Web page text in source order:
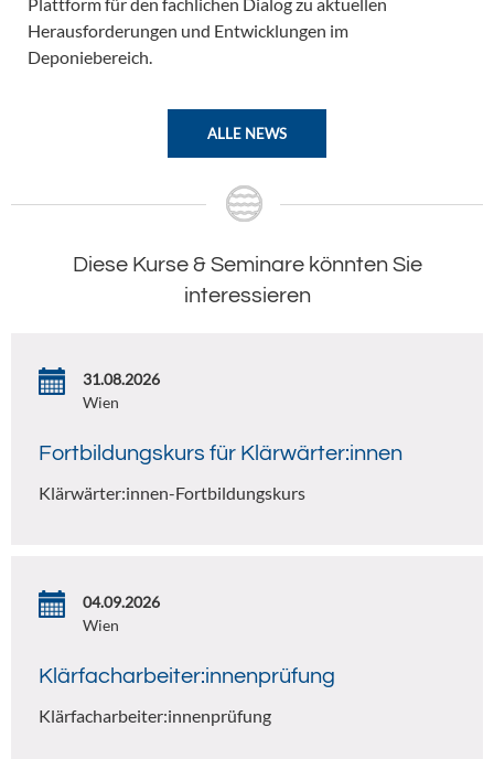
Plattform für den fachlichen Dialog zu aktuellen
Herausforderungen und Entwicklungen im
Deponiebereich.
ALLE NEWS
Diese Kurse & Seminare könnten Sie
interessieren
31.08.2026
Wien
Fortbildungskurs für Klärwärter:innen
Klärwärter:innen-Fortbildungskurs
04.09.2026
Wien
Klärfacharbeiter:innenprüfung
Klärfacharbeiter:innenprüfung